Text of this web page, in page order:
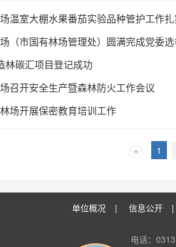
温室大棚水果番茄实验品种管护工作
（市国有林场管理处）圆满完成党委
林碳汇项目登记成功
召开安全生产暨森林防火工作会议
场开展保密教育培训工作
« 1
单位概况 | 信息公开 |
电话：